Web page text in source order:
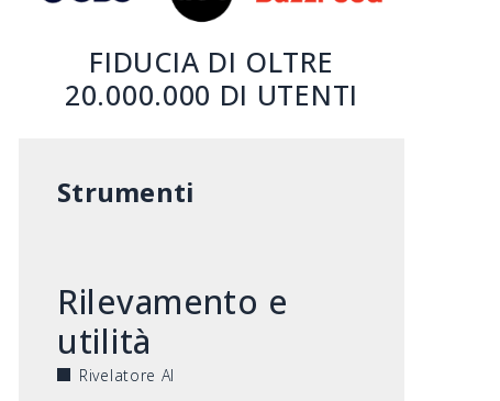
FIDUCIA DI OLTRE
20.000.000 DI UTENTI
Strumenti
Rilevamento e
utilità
Rivelatore AI